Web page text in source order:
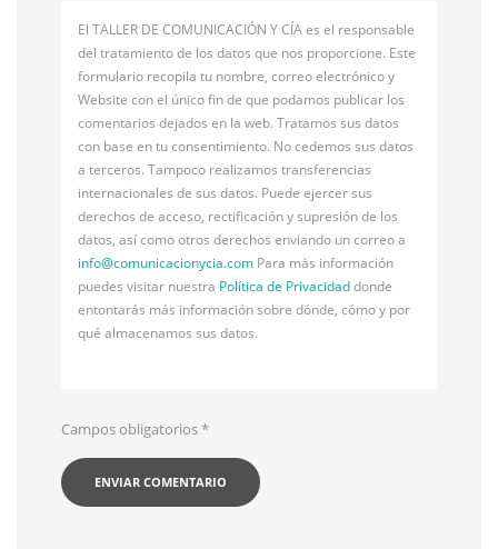
El TALLER DE COMUNICACIÓN Y CÍA es el responsable
del tratamiento de los datos que nos proporcione. Este
formulario recopila tu nombre, correo electrónico y
Website con el único fin de que podamos publicar los
comentarios dejados en la web. Tratamos sus datos
con base en tu consentimiento. No cedemos sus datos
a terceros. Tampoco realizamos transferencias
internacionales de sus datos. Puede ejercer sus
derechos de acceso, rectificación y supresión de los
datos, así como otros derechos enviando un correo a
info@comunicacionycia.com Para más información
puedes visitar nuestra Política de Privacidaddonde
entontarás más información sobre dónde, cómo y por
qué almacenamos sus datos.
Campos obligatorios*